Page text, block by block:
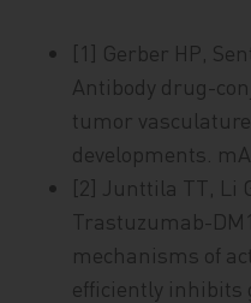
[1] Gerber HP,
Antibody drug-
tumor
developments.
[2] Junttila TT, Li
Trastuzumab-
mechanisms of
efficiently inhibits